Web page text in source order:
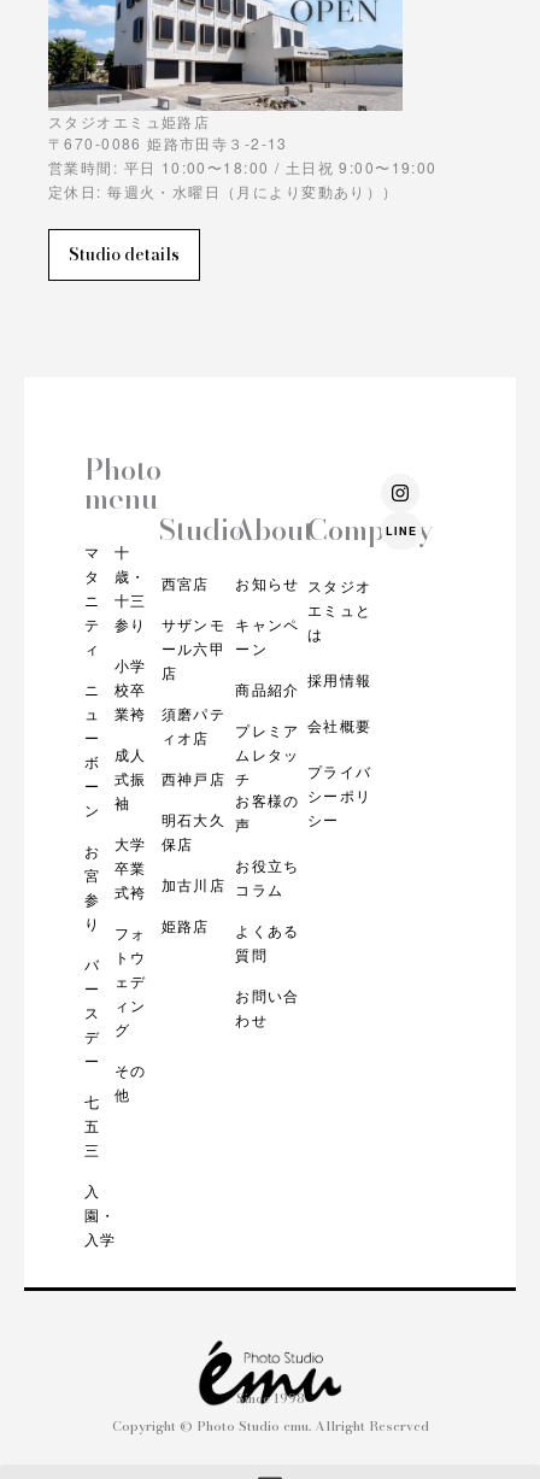
スタジオエミュ姫路店
〒670-0086 姫路市田寺３-2-13
営業時間: 平日 10:00〜18:00 / 土日祝 9:00〜19:00
定休日: 毎週火・水曜日（月により変動あり））
Studio details
Photo
menu
マ
タ
ニ
テ
ィ
ニ
ュ
ー
ボ
ー
ン
お
宮
参
り
バ
ー
ス
デ
ー
七
五
三
入
園・
入学
十
歳・
十三
参り
小学
校卒
業袴
成人
式振
袖
大学
卒業
式袴
フォ
トウ
ェデ
ィン
グ
その
他
Studio
西宮店
サザンモ
ール六甲
店
須磨パテ
ィオ店
西神戸店
明石大久
保店
加古川店
姫路店
About
お知らせ
キャンペ
ーン
商品紹介
プレミア
ムレタッ
チ
お客様の
声
お役立ち
コラム
よくある
質問
お問い合
わせ
Company
スタジオ
エミュと
は
採用情報
会社概要
プライバ
シーポリ
シー
I
n
s
t
LINE
Since 1998
Copyright © Photo Studio emu. Allright Reserved